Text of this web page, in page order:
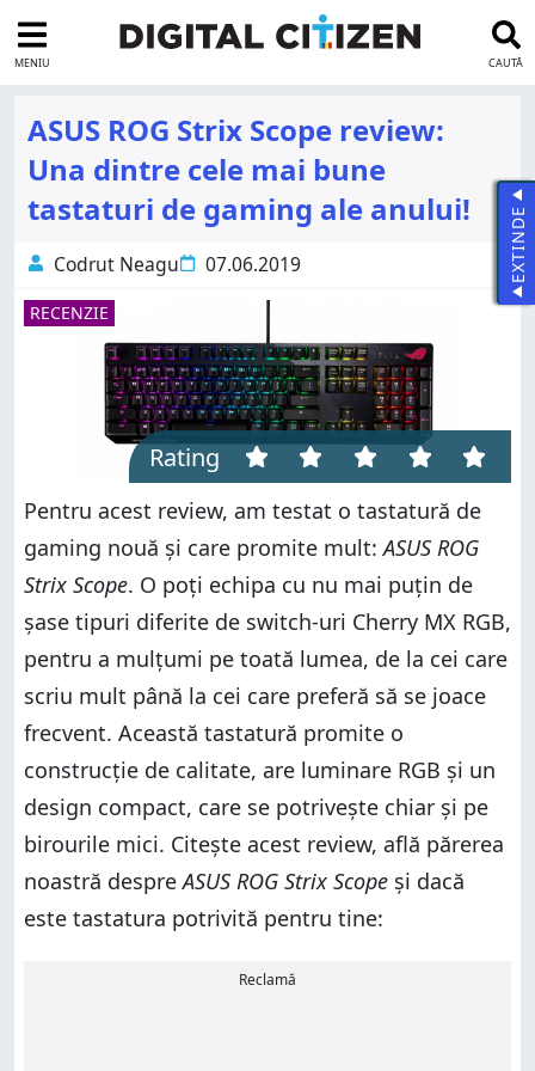
MENIU CAUTĂ
ASUS ROG Strix Scope review:
Una dintre cele mai bune
tastaturi de gaming ale anului!
Codrut Neagu 07.06.2019
RECENZIE
Rating
Pentru acest review, am testat o tastatură de
gaming nouă și care promite mult:ASUS ROG
Strix Scope. O poți echipa cu nu mai puțin de
șase tipuri diferite de switch-uri Cherry MX RGB,
pentru a mulțumi pe toată lumea, de la cei care
scriu mult până la cei care preferă să se joace
frecvent. Această tastatură promite o
construcție de calitate, are luminare RGB și un
design compact, care se potrivește chiar și pe
birourile mici. Citește acest review, află părerea
noastră despreASUS ROG Strix Scope și dacă
este tastatura potrivită pentru tine:
Reclamă
EXTINDE